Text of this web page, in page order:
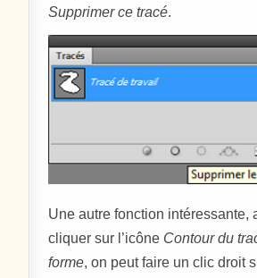
Supprimer ce tracé.
Une autre fonction intéressante,
cliquer sur l’icône Contour du
forme, on peut faire un clic droit